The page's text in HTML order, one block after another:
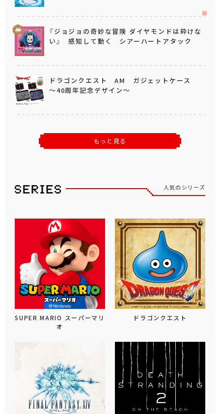
『ジョジョの奇妙な冒険 ダイヤモンドは砕けな
い』 感知して動く シアーハートアタック
ドラゴンクエスト AM ガジェットケース
～40周年記念デザイン～
もっと見る
人気のシリーズ
SUPER MARIO スーパーマリ
オ
ドラゴンクエスト